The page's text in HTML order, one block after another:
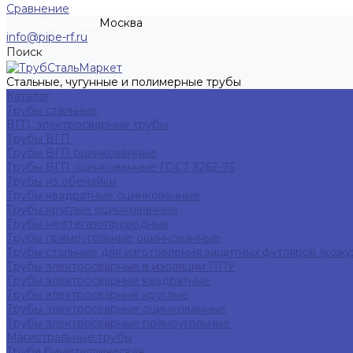
Сравнение
Москва
info@pipe-rf.ru
Поиск
Стальные, чугунные и полимерные трубы
Каталог
Трубы стальные
ВГП, электросварные трубы
Трубы ВГП
Трубы ВГП оцинкованные
Трубы ВГП оцинкованные ГОСТ 3262-75
Трубы из обечайки
Трубы квадратные оцинкованные
Трубы круглые оцинкованные
Трубы нефтегазопроводные
Трубы прямоугольные оцинкованные
Трубы стальные для изготовления защитных футляров
Трубы электросварные в изоляции ППУ
Трубы электросварные квадратные
Трубы электросварные круглые
Трубы электросварные оцинкованные
Трубы электросварные прямоугольные
Магистральные трубы